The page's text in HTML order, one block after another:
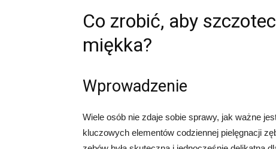
Co zrobić, aby
miękka?
Wprowadzenie
Wiele osób nie zdaje sobie sprawy, jak ważne
kluczowych elementów codziennej pielęgnacji